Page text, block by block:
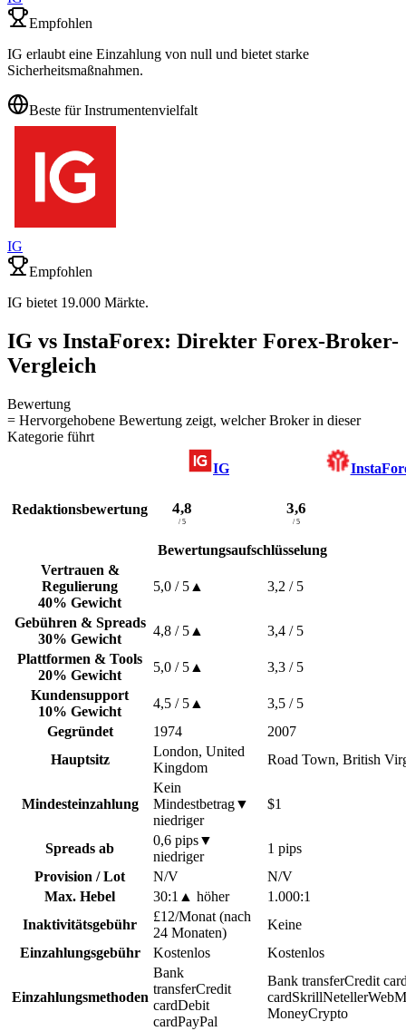
Empfohlen
IG erlaubt eine Einzahlung von null und bietet starke
Sicherheitsmaßnahmen.
Beste für Instrumentenvielfalt
IG
Empfohlen
IG bietet 19.000 Märkte.
IG vs InstaForex: Direkter Forex-Broker-
Vergleich
Bewertung
= Hervorgehobene Bewertung zeigt, welcher Broker in dieser
Kategorie führt
IG
Redaktionsbewertung 4,8
/ 5
3,6
/ 5
Bewertungsaufschlüsselung
Vertrauen &
Regulierung
40% Gewicht
5,0 / 5 ▲ 3,2 / 5
Gebühren & Spreads
30% Gewicht
4,8 / 5 ▲ 3,4 / 5
Plattformen & Tools
20% Gewicht
5,0 / 5 ▲ 3,3 / 5
Kundensupport
10% Gewicht
4,5 / 5 ▲ 3,5 / 5
Gegründet
1974
2007
Hauptsitz
London, United
Kingdom
Road Town, British
Mindesteinzahlung
Kein
Mindestbetrag▼
niedriger
$1
Spreads ab
0,6 pips▼
niedriger
1 pips
Provision / Lot
N/V
N/V
Max. Hebel
30:1 ▲ höher
1.000:1
Inaktivitätsgebühr
£12/Monat (nach
24 Monaten)
Keine
Einzahlungsgebühr
Kostenlos Kostenlos
Einzahlungsmethoden
Bank
transferCredit
cardDebit
cardPayPal
Bank transferCredit
cardSkrillNeteller
MoneyCrypto